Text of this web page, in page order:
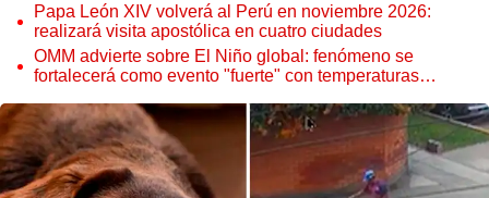
Papa León XIV volverá al Perú en noviembre 2026:
realizará visita apostólica en cuatro ciudades
OMM advierte sobre El Niño global: fenómeno se
fortalecerá como evento "fuerte" con temperaturas